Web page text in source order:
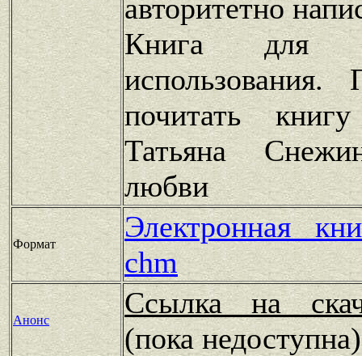
авторитетно
Книга для
использования.
почитать
Татьяна
любви
Формат
Электронная
chm
Анонс
Ссылка на
(пока